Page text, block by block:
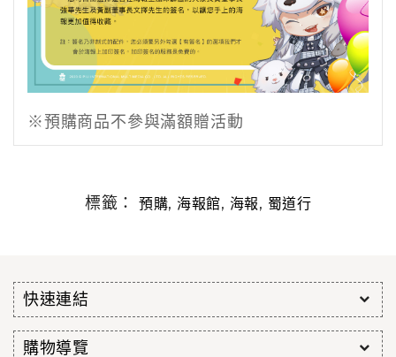
※預購商品不參與滿額贈活動
標籤： 預購, 海報館, 海報, 蜀道行
快速連結
購物導覽